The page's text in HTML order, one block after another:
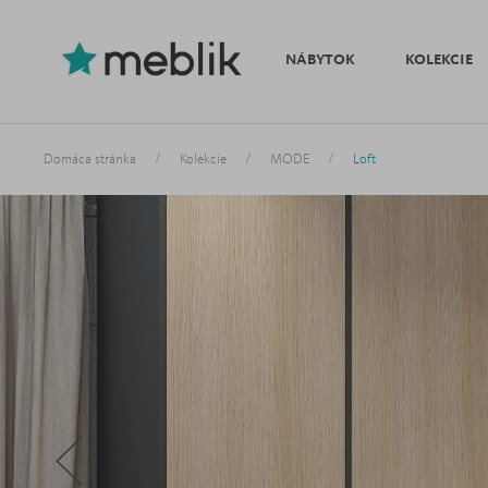
NÁBYTOK KOLEKCIE
Domáca stránka / Kolekcie / MODE / Loft